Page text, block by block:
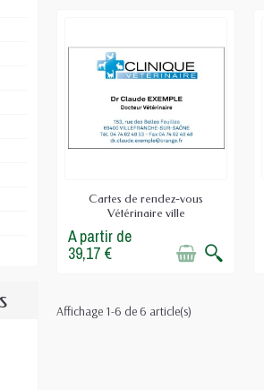
Cartes de rendez-vous
Vétérinaire ville
A partir de
39,17 €
Affichage 1-6 de 6 article(s)